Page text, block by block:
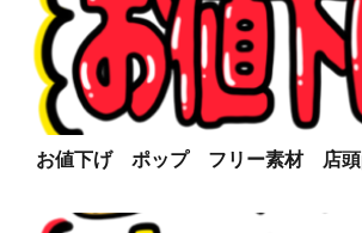
お値下げ ポップ フリー素材 店